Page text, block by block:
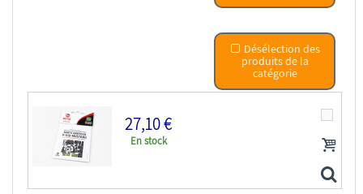
Désélection des
produits de la
catégorie
27,10 €
En stock